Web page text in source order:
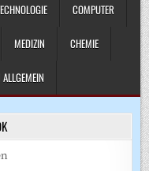
COMPUTER
MEDIZIN CHEMIE
ALLGEMEIN